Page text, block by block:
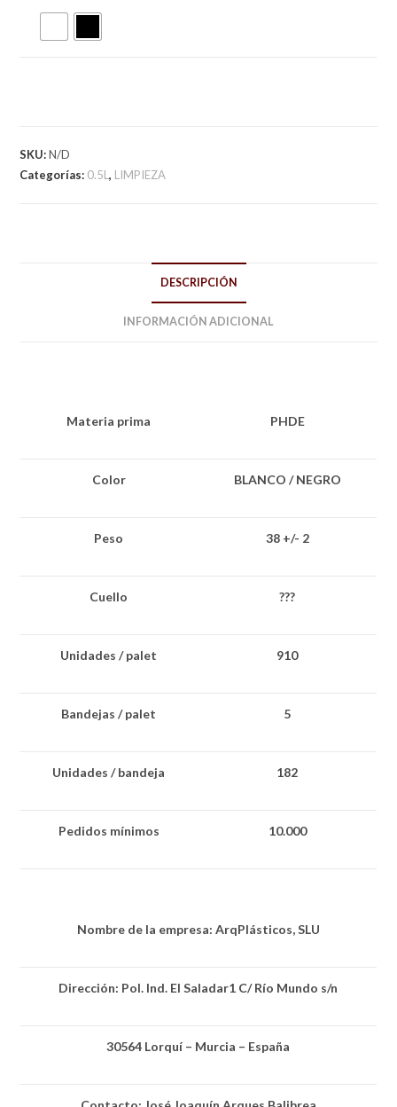
SKU:N/D
Categorías: 0.5L, LIMPIEZA
DESCRIPCIÓN
INFORMACIÓN ADICIONAL
Materia prima PHDE
Color BLANCO / NEGRO
Peso 38 +/- 2
Cuello ???
Unidades / palet 910
Bandejas / palet 5
Unidades / bandeja 182
Pedidos mínimos 10.000
Nombre de la empresa: ArqPlásticos, SLU
Dirección: Pol. Ind. El Saladar1 C/ Río Mundo s/n
30564 Lorquí – Murcia – España